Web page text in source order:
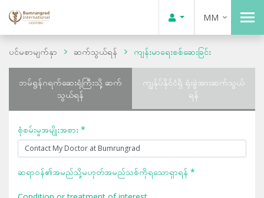
MM
ပင်မစာမျက်နှာ ဆက်သွယ်ရန် ကျန်းမာရေးစစ်ဆေးခြင်း
ဘမ်ရွန်ဂရက်ဆေးရုံကြီးသို့ ဆက်
သွယ်ရန်
ကျွန်ုပ်နိုင်ငံရှိ ရုံးခွဲအားဆက်သွယ်
ရန်
စုံစမ်းမှုအမျိုးအစား *
ဆရာဝန်၏အမည်သို့မဟုတ်အမည်သစ်ကိုရသောရှာရန် *